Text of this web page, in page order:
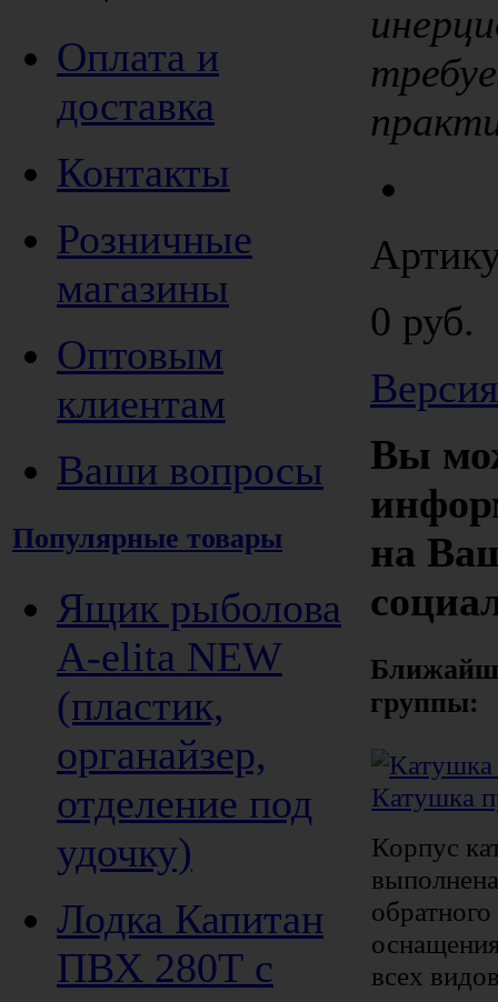
Оплата и
доставка
Контакты
Розничные
магазины
Оптовым
клиентам
Ваши вопросы
Популярные товары
Ящик рыболова
A-elita NEW
(пластик,
органайзер,
отделение под
удочку)
Лодка Капитан
ПВХ 280Т с
0 руб.
Вы
на
группы:
Катушка
Корпус
всех